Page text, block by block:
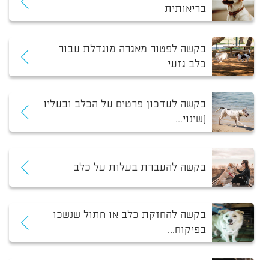
בריאותית
בקשה לפטור מאגרה מוגדלת עבור
כלב גזעי
בקשה לעדכון פרטים על הכלב ובעליו
(שינוי...
בקשה להעברת בעלות על כלב
בקשה להחזקת כלב או חתול שנשכו
בפיקוח...